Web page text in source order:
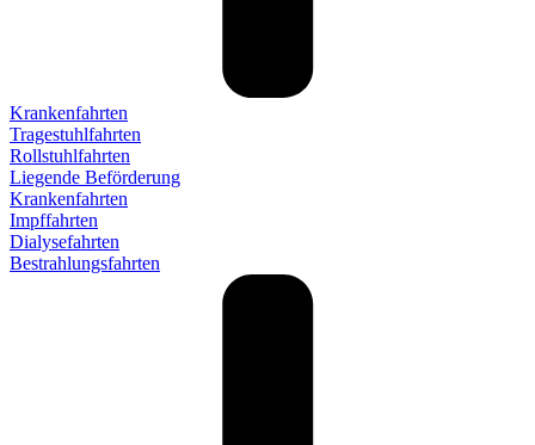
Krankenfahrten
Tragestuhlfahrten
Rollstuhlfahrten
Liegende Beförderung
Krankenfahrten
Impffahrten
Dialysefahrten
Bestrahlungsfahrten